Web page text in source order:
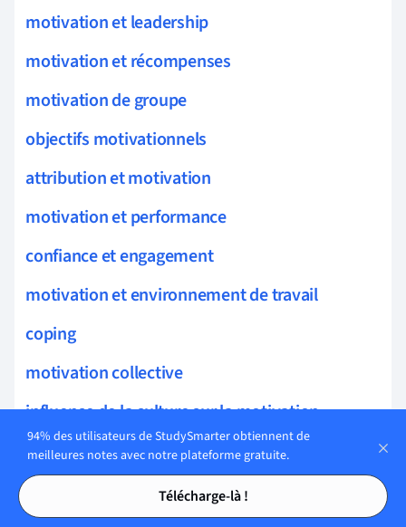
Tables des matières
Tables des matières
motivation et leadership
motivation et récompenses
motivation de groupe
objectifs motivationnels
attribution et motivation
motivation et performance
confiance et engagement
motivation et environnement de travail
coping
motivation collective
influence de la culture sur la motivation
motivation et satisfaction
motivation et implication
94% des utilisateurs de StudySmarter obtiennent de
meilleures notes avec notre plateforme gratuite.
Télécharge-là !